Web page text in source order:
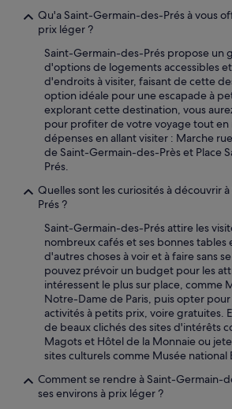
Qu'a Saint-Germain-des-Prés à vous
prix léger ?
Saint-Germain-des-Prés propose un
d'options de logements accessibles
d'endroits à visiter, faisant de cette
option idéale pour une escapade à
explorant cette destination, vous
pour profiter de votre voyage tout en
dépenses en allant visiter : Marche
de Saint-Germain-des-Près et Place
Prés.
Quelles sont les curiosités à découvrir
Prés ?
Saint-Germain-des-Prés attire les
nombreux cafés et ses bonnes
d'autres choses à voir et à faire sans
pouvez prévoir un budget pour les
intéressent le plus sur place, comme
Notre-Dame de Paris, puis opter
activités à petits prix, voire gratuites.
de beaux clichés des sites d'intérêts
Magots et Hôtel de la Monnaie ou
sites culturels comme Musée
Comment se rendre à Saint-Germain-
ses environs à prix léger ?